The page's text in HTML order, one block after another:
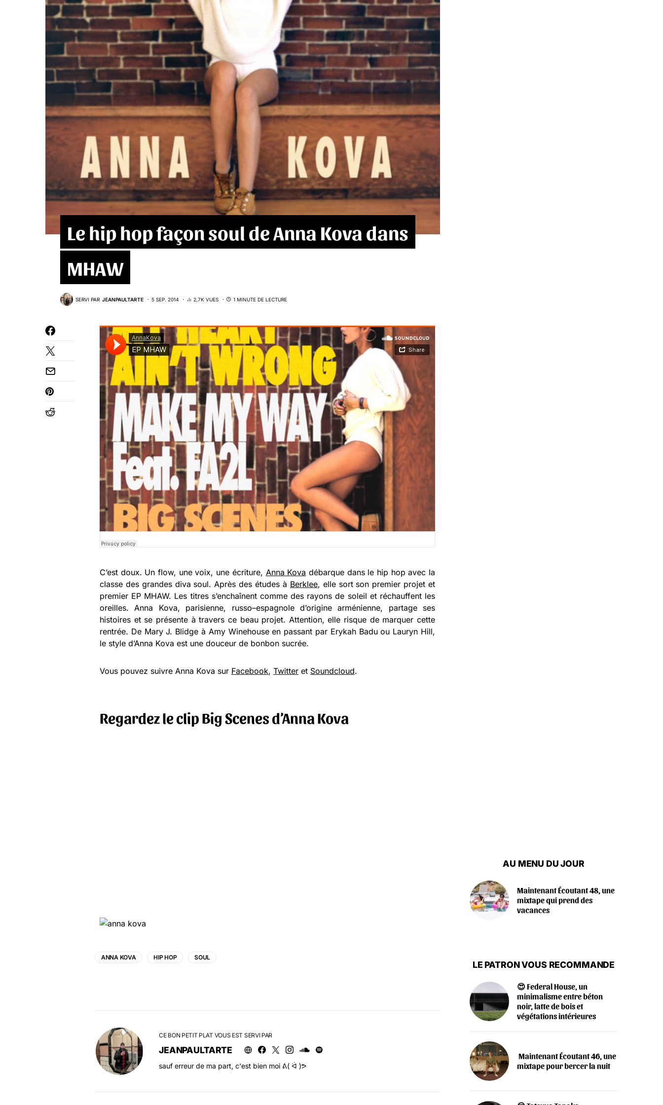
Le hip hop façon soul de Anna Kova dans
MHAW
SERVI PAR JEANPAULTARTE 5 SEP. 2014 2,7K VUES 1 MINUTE DE LECTURE
C’est doux. Un flow, une voix, une écriture, Anna Kova débarque dans le hip hop avec la
classe des grandes diva soul. Après des études à Berklee, elle sort son premier projet et
premier EP MHAW. Les titres s’enchaînent comme des rayons de soleil et réchauffent les
oreilles. Anna Kova, parisienne, russo–espagnole d’origine arménienne, partage ses
histoires et se présente à travers ce beau projet. Attention, elle risque de marquer cette
rentrée. De Mary J. Blidge à Amy Winehouse en passant par Erykah Badu ou Lauryn Hill,
le style d’Anna Kova est une douceur de bonbon sucrée.
Vous pouvez suivre Anna Kova sur Facebook, Twitter et Soundcloud.
Regardez le clip Big Scenes d’Anna Kova
ANNA KOVA HIP HOP SOUL
CE BON PETIT PLAT VOUS EST SERVI PAR
JEANPAULTARTE
sauf erreur de ma part, c'est bien moi ᕕ( ᐛ )ᕗ
AU MENU DU JOUR
Maintenant Écoutant 48, une
mixtape qui prend des
vacances
LE PATRON VOUS RECOMMANDE
😍 Federal House, un
minimalisme entre béton
noir, latte de bois et
végétations intérieures
‍️ Maintenant Écoutant 46, une
mixtape pour bercer la nuit